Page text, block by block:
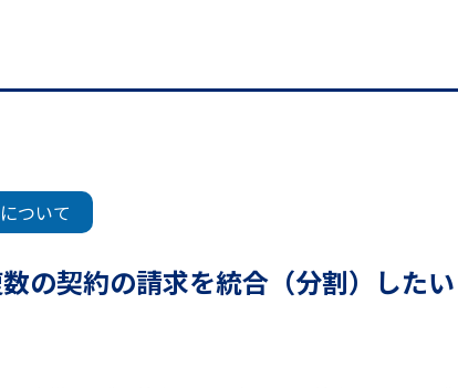
ついて
の契約の請求を統合（分割）したい